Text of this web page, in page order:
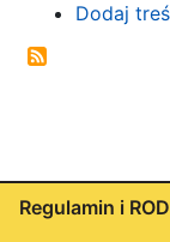
Dodaj
Menu
stopki
Regulamin i